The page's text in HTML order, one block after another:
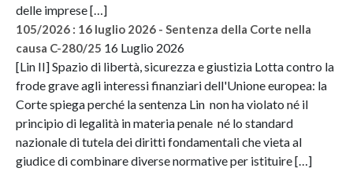
delle imprese […]
105/2026 : 16 luglio 2026 - Sentenza della Corte nella
causa C-280/25 16 Luglio 2026
[Lin II] Spazio di libertà, sicurezza e giustizia Lotta contro la
frode grave agli interessi finanziari dell'Unione europea: la
Corte spiega perché la sentenza Lin non ha violato né il
principio di legalità in materia penale né lo standard
nazionale di tutela dei diritti fondamentali che vieta al
giudice di combinare diverse normative per istituire […]